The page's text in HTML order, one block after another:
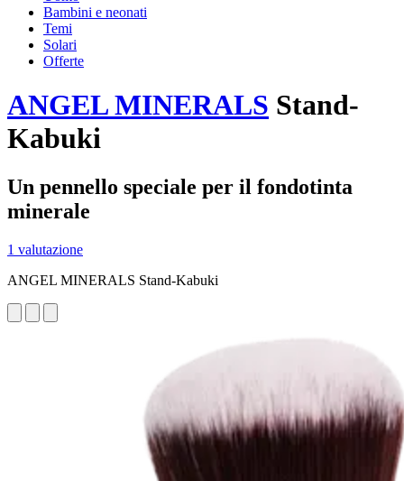
Bambini e neonati
Temi
Solari
Offerte
ANGEL MINERALS Stand-
Kabuki
Un pennello speciale per il fondotinta
minerale
1 valutazione
ANGEL MINERALS Stand-Kabuki